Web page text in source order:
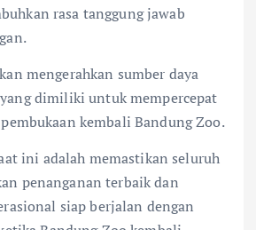
rasa tanggung jawab
mengerahkan sumber daya
dimiliki untuk mempercepat
kembali Bandung Zoo.
ini adalah memastikan seluruh
penanganan terbaik dan
siap berjalan dengan